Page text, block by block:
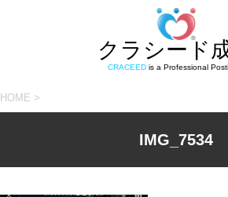
クラシード
CRACEEDis a Professional
HOME >
IMG_7534